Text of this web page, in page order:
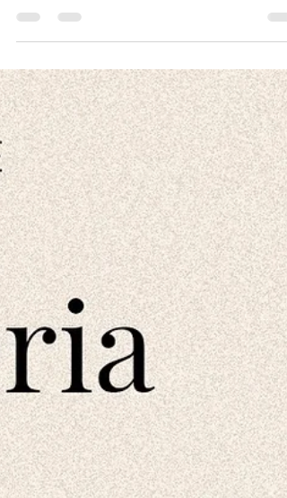
atividades para as crianças aproveitarem.
as oficinas oferecidas, Pati Peccin abre sua
de Recortes e Histórias.